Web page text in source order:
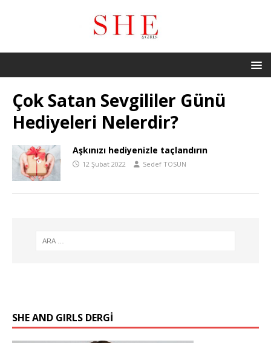
Çok Satan Sevgililer Günü
Hediyeleri Nelerdir?
Aşkınızı hediyenizle taçlandırın
12 Şubat 2022 Sedef TOSUN
SHE AND GIRLS DERGİ